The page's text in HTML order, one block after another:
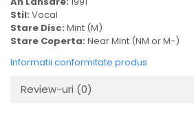
Stil: Vocal
Stare Disc: Mint (M)
Stare Coperta: Near Mint (NM or M-)
Informatii conformitate produs
Review-uri (0)